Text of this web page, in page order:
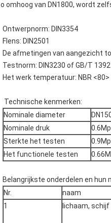
o omhoog van DN1800, wordt
Ontwerpnorm: DIN3354
Flens: DIN2501
De afmetingen van aangezicht
Testnorm: DIN3230 of GB/T
Het werk temperatuur: NBR <80>
Technische kenmerken:
Nominale diameter
Nominale druk
Sterkte het testen
Het functionele testen
Belangrijkste onderdelen en hun
Nr.
naam
1
lichaam, schijf